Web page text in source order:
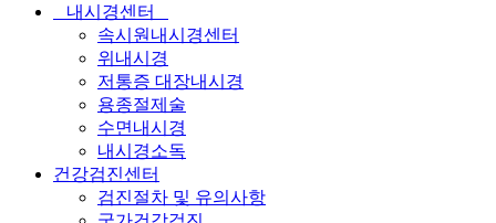
내시경센터
속시원내시경센터
위내시경
저통증 대장내시경
용종절제술
수면내시경
내시경소독
건강검진센터
검진절차 및 유의사항